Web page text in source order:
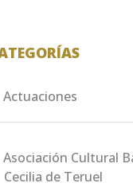
Actuaciones
Asociación Cultural
Cecilia de Teruel